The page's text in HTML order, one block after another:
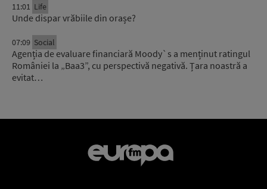
11:01 Life
Unde dispar vrăbiile din orașe?
07:09 Social
Agenția de evaluare financiară Moody`s a menținut ratingul
României la „Baa3”, cu perspectivă negativă. Țara noastră a
evitat…